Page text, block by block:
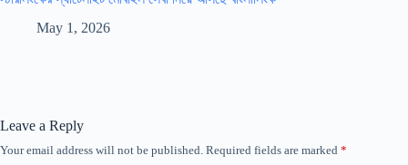
May 1, 2026
Leave a Reply
Your email address will not be published. Required fields are marked *